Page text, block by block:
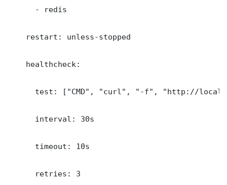
      - redis
    restart: unless-stopped
    healthcheck:
test: ["CMD", "curl", "-f", "http://
      interval: 30s
      timeout: 10s
      retries: 3